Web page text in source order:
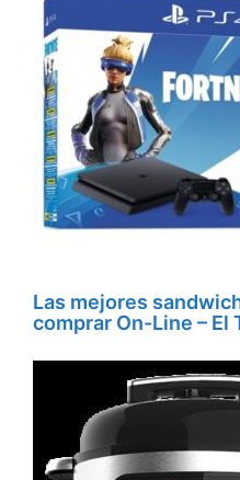
Las mejores
comprar On-Line – El